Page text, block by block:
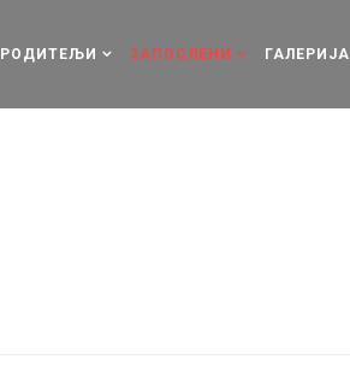
РОДИТЕЉИ ЗАПОСЛЕНИ ГАЛЕРИЈА